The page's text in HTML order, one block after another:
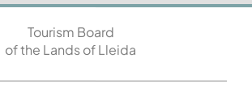
Tourism Board
of the Lands of Lleida